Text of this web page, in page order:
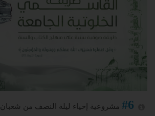
#6 مشروعية إحياء ليلة النصف من شعبان